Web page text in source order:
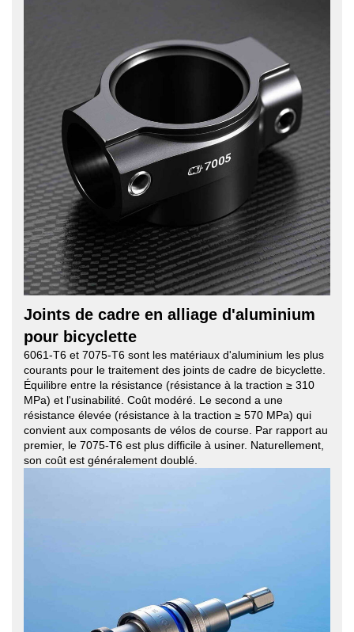
Joints de cadre en alliage d'aluminium
pour bicyclette
6061-T6 et 7075-T6 sont les matériaux d'aluminium les plus
courants pour le traitement des joints de cadre de bicyclette.
Équilibre entre la résistance (résistance à la traction ≥ 310
MPa) et l'usinabilité. Coût modéré. Le second a une
résistance élevée (résistance à la traction ≥ 570 MPa) qui
convient aux composants de vélos de course. Par rapport au
premier, le 7075-T6 est plus difficile à usiner. Naturellement,
son coût est généralement doublé.